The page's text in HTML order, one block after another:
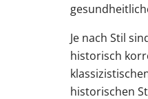
Je nach Stil
historisch
historischen